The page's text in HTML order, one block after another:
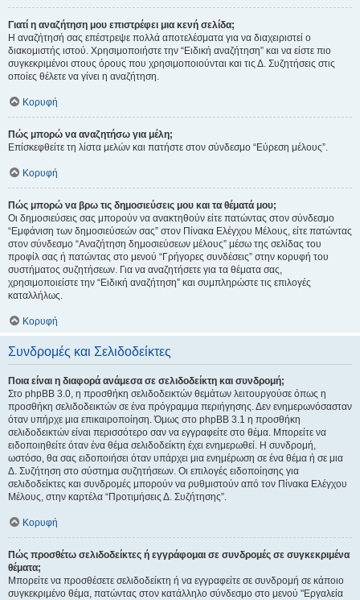
Γιατί η αναζήτηση μου επιστρέφει μια κενή σελίδα;
Η αναζήτησή σας επέστρεψε πολλά αποτελέσματα για να διαχειριστεί ο
διακομιστής ιστού. Χρησιμοποιήστε την “Ειδική αναζήτηση” και να είστε πιο
συγκεκριμένοι στους όρους που χρησιμοποιούνται και τις Δ. Συζητήσεις στις
οποίες θέλετε να γίνει η αναζήτηση.
Κορυφή
Πώς μπορώ να αναζητήσω για μέλη;
Επίσκεφθείτε τη λίστα μελών και πατήστε στον σύνδεσμο “Εύρεση μέλους”.
Κορυφή
Πώς μπορώ να βρω τις δημοσιεύσεις μου και τα θέματά μου;
Οι δημοσιεύσεις σας μπορούν να ανακτηθούν είτε πατώντας στον σύνδεσμο
“Εμφάνιση των δημοσιεύσεών σας” στον Πίνακα Ελέγχου Μέλους, είτε πατώντας
στον σύνδεσμο “Αναζήτηση δημοσιεύσεων μέλους” μέσω της σελίδας του
προφίλ σας ή πατώντας στο μενού “Γρήγορες συνδέσεις” στην κορυφή του
συστήματος συζητήσεων. Για να αναζητήσετε για τα θέματα σας,
χρησιμοποιείστε την “Ειδική αναζήτηση” και συμπληρώστε τις επιλογές
καταλλήλως.
Κορυφή
Συνδρομές και Σελιδοδείκτες
Ποια είναι η διαφορά ανάμεσα σε σελιδοδείκτη και συνδρομή;
Στο phpBB 3.0, η προσθήκη σελιδοδεικτών θεμάτων λειτουργούσε όπως η
προσθήκη σελιδοδεικτών σε ένα πρόγραμμα περιήγησης. Δεν ενημερωνόσασταν
όταν υπήρχε μια επικαιροποίηση. Όμως στο phpBB 3.1 η προσθήκη
σελιδοδεικτών είναι περισσότερο σαν να εγγραφείτε στο θέμα. Μπορείτε να
ειδοποιηθείτε όταν ένα θέμα σελιδοδείκτη έχει ενημερωθεί. Η συνδρομή,
ωστόσο, θα σας ειδοποιήσει όταν υπάρχει μια ενημέρωση σε ένα θέμα ή σε μια
Δ. Συζήτηση στο σύστημα συζητήσεων. Οι επιλογές ειδοποίησης για
σελιδοδείκτες και συνδρομές μπορούν να ρυθμιστούν από τον Πίνακα Ελέγχου
Μέλους, στην καρτέλα “Προτιμήσεις Δ. Συζήτησης”.
Κορυφή
Πώς προσθέτω σελιδοδείκτες ή εγγράφομαι σε συνδρομές σε συγκεκριμένα
θέματα;
Μπορείτε να προσθέσετε σελιδοδείκτη ή να εγγραφείτε σε συνδρομή σε κάποιο
συγκεκριμένο θέμα, πατώντας στον κατάλληλο σύνδεσμο στο μενού "Εργαλεία